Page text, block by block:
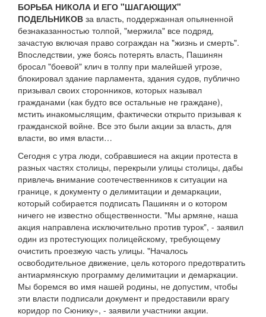
БОРЬБА НИКОЛА И ЕГО "ШАГАЮЩИХ"
ПОДЕЛЬНИКОВ за власть, поддержанная опьяненной
безнаказанностью толпой, "мержила" все подряд,
зачастую включая право сограждан на "жизнь и смерть".
Впоследствии, уже боясь потерять власть, Пашинян
бросал "боевой" клич в толпу при малейшей угрозе,
блокировал здание парламента, здания судов, публично
призывал своих сторонников, которых называл
гражданами (как будто все остальные не граждане),
мстить инакомыслящим, фактически открыто призывая к
гражданской войне. Все это были акции за власть, для
власти, во имя власти…
Сегодня с утра люди, собравшиеся на акции протеста в
разных частях столицы, перекрыли улицы столицы, дабы
привлечь внимание соотечественников к ситуации на
границе, к документу о делимитации и демаркации,
который собирается подписать Пашинян и о котором
ничего не известно общественности. "Мы армяне, наша
акция направлена исключительно против турок", - заявил
один из протестующих полицейскому, требующему
очистить проезжую часть улицы. "Началось
освободительное движение, цель которого предотвратить
антиармянскую программу делимитации и демаркации.
Мы боремся во имя нашей родины, не допустим, чтобы
эти власти подписали документ и предоставили врагу
коридор по Сюнику», - заявили участники акции.